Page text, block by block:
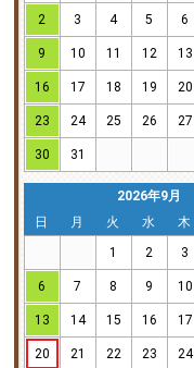
2 3 4 5 6
9 10 11 12 13
16 17 18 19 20
23 24 25 26 27
30 31
2026年9月
日
月 火 水 木
1
2 3
6 7 8 9 10
13 14 15 16 17
20 21 22 23 24